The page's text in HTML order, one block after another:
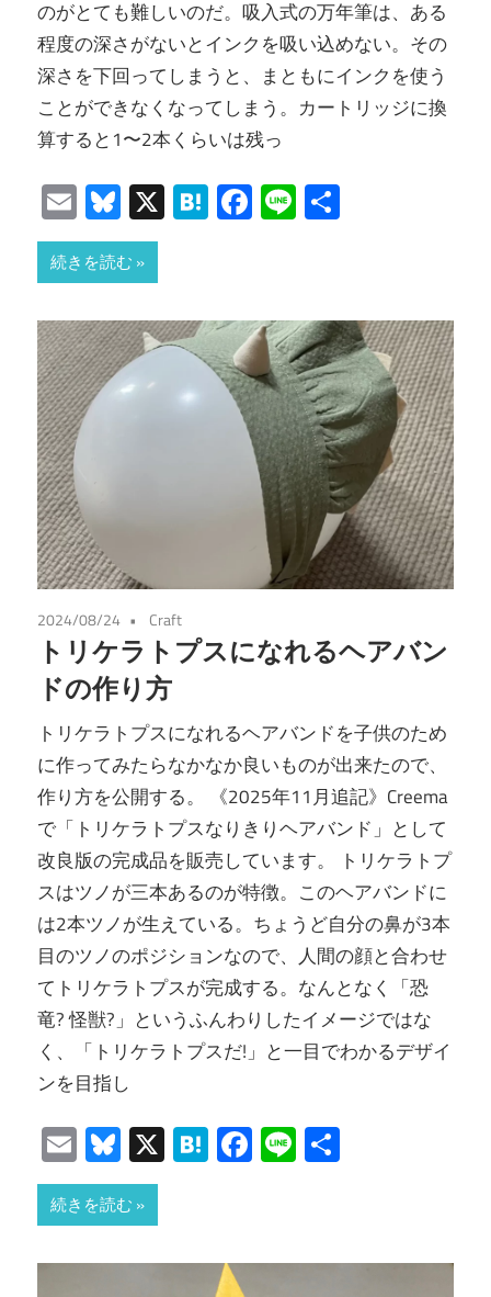
のがとても難しいのだ。吸入式の万年筆は、ある
程度の深さがないとインクを吸い込めない。その
深さを下回ってしまうと、まともにインクを使う
ことができなくなってしまう。カートリッジに換
算すると1〜2本くらいは残っ
EmailBluesky
X Hatena
Facebook
Line
続きを読む
2024/08/24 Craft
トリケラトプスになれるヘアバン
ドの作り方
トリケラトプスになれるヘアバンドを子供のため
に作ってみたらなかなか良いものが出来たので、
作り方を公開する。 《2025年11月追記》Creema
で「トリケラトプスなりきりヘアバンド」として
改良版の完成品を販売しています。 トリケラトプ
スはツノが三本あるのが特徴。このヘアバンドに
は2本ツノが生えている。ちょうど自分の鼻が3本
目のツノのポジションなので、人間の顔と合わせ
てトリケラトプスが完成する。なんとなく「恐
竜? 怪獣?」というふんわりしたイメージではな
く、「トリケラトプスだ!」と一目でわかるデザイ
ンを目指し
EmailBluesky
X Hatena
Facebook
Line
続きを読む